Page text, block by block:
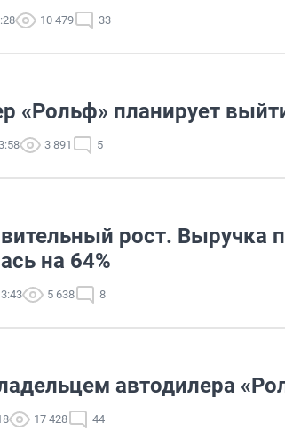
10 479 33
«Рольф» планирует
3 891 5
рост. Выручка
на 64%
5 638 8
автодилера
17 428 44